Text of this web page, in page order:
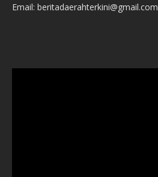
Email: beritadaerahterkini@gmail.com